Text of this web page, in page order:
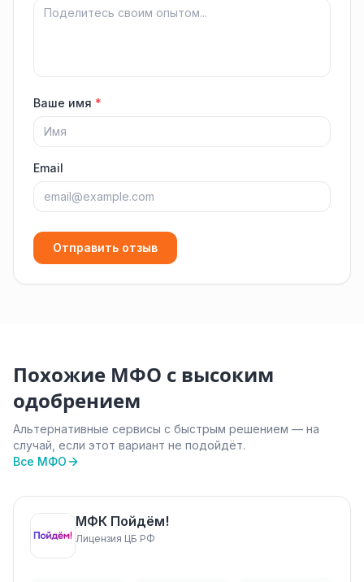
Ваше имя *
Email
Отправить отзыв
Похожие МФО с высоким
одобрением
Альтернативные сервисы с быстрым решением — на
случай, если этот вариант не подойдёт.
Все МФО
МФК Пойдём!
Лицензия ЦБ РФ